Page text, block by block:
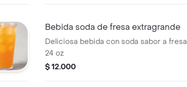
Bebida soda de fresa extragrande
Deliciosa bebida con soda sabor a fresa
24 oz
$ 12.000